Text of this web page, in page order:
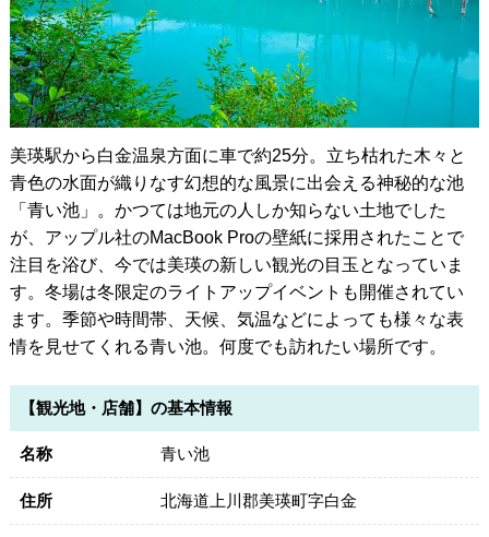
美瑛駅から白金温泉方面に車で約25分。立ち枯れた木々と
青色の水面が織りなす幻想的な風景に出会える神秘的な池
「青い池」。かつては地元の人しか知らない土地でした
が、アップル社のMacBook Proの壁紙に採用されたことで
注目を浴び、今では美瑛の新しい観光の目玉となっていま
す。冬場は冬限定のライトアップイベントも開催されてい
ます。季節や時間帯、天候、気温などによっても様々な表
情を見せてくれる青い池。何度でも訪れたい場所です。
【観光地・店舗】の基本情報
名称 青い池
住所 北海道上川郡美瑛町字白金